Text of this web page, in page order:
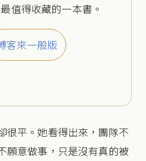
值得收藏的一本書。
客來一般版
很平。她看得出來，團隊不
願意做事，只是沒有真的被